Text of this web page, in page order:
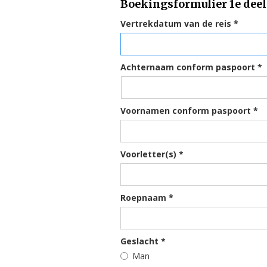
Boekingsformulier 1e
Vertrekdatum van de reis *
Achternaam conform paspoort *
Voornamen conform paspoort *
Voorletter(s) *
Roepnaam *
Geslacht *
Man